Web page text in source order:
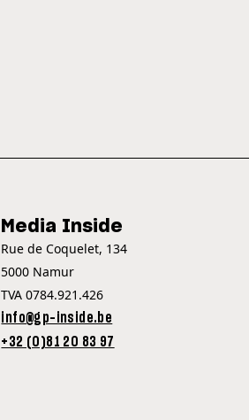
Media Inside
Rue de Coquelet, 134
5000 Namur
TVA 0784.921.426
info@gp-inside.be
+32 (0)81 20 83 97